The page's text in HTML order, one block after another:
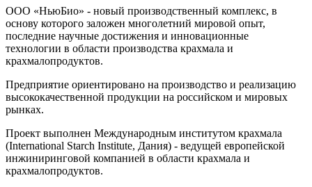
ООО «НьюБио» - новый производственный комплекс, в
основу которого заложен многолетний мировой опыт,
последние научные достижения и инновационные
технологии в области производства крахмала и
крахмалопродуктов.
Предприятие ориентировано на производство и реализацию
высококачественной продукции на российском и мировых
рынках.
Проект выполнен Международным институтом крахмала
(International Starch Institute, Дания) - ведущей европейской
инжиниринговой компанией в области крахмала и
крахмалопродуктов.